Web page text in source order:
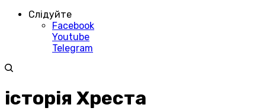
Слідуйте
Facebook
Youtube
Telegram
історія Хреста